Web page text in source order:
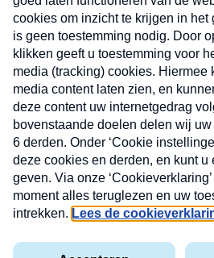
Volg ons
MAX
Cookieverklaring
Nieuwsbrief
Neem hier een gratis
Consumenten nieuwsbrief.
donderdag in uw mailbox.